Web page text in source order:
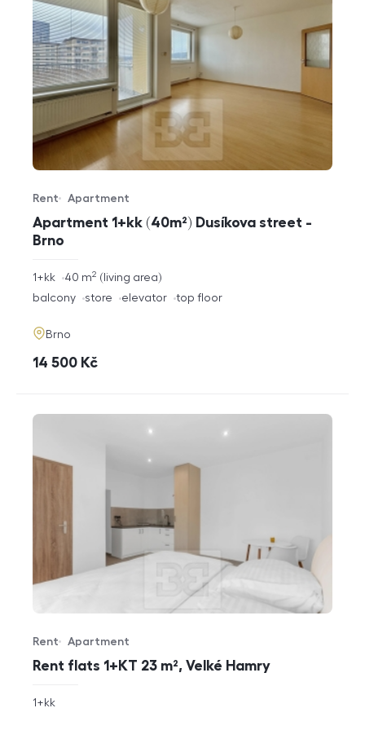
Apartment 1+kk (40m²) Dusíkova street -
Brno
Offer type
Rent
Property type
Apartment
rozměry
1+kk living area
40 m2
funkce
balcony store elevator top floor
adresa
Brno
cena
14 500 Kč
Rent flats 1+KT 23 m², Velké Hamry
Offer type
Rent
Property type
Apartment
rozměry
1+kk